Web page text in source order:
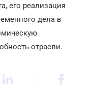
его реализация
дела в
отрасли.